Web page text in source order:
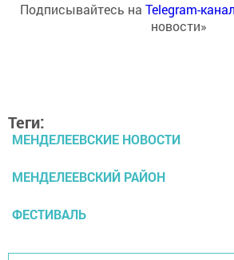
Подписывайтесь на Telegram-канал
новости»
Теги:
МЕНДЕЛЕЕВСКИЕ НОВОСТИ
МЕНДЕЛЕЕВСКИЙ РАЙОН
ФЕСТИВАЛЬ